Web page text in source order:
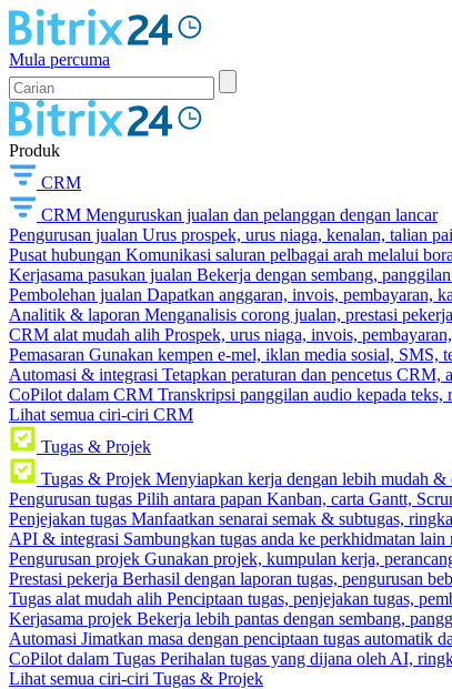
Mula percuma
Produk
CRM
CRM Menguruskan jualan dan pelanggan dengan lancar
Pengurusan jualan Urus prospek, urus niaga, kenalan, talian
Pusat hubungan Komunikasi saluran pelbagai arah melalui
Kerjasama pasukan jualan Bekerja dengan sembang,
Pembolehan jualan Dapatkan anggaran, invois, pembayaran,
Analitik & laporan Menganalisis corong jualan, prestasi
CRM alat mudah alih Prospek, urus niaga, invois,
Pemasaran Gunakan kempen e-mel, iklan media sosial, SMS,
Automasi & integrasi Tetapkan peraturan dan pencetus
CoPilot dalam CRM Transkripsi panggilan audio kepada teks,
Lihat semua ciri-ciri CRM
Tugas & Projek
Tugas & Projek Menyiapkan kerja dengan lebih mudah &
Pengurusan tugas Pilih antara papan Kanban, carta Gantt,
Penjejakan tugas Manfaatkan senarai semak & subtugas,
API & integrasi Sambungkan tugas anda ke perkhidmatan
Pengurusan projek Gunakan projek, kumpulan kerja,
Prestasi pekerja Berhasil dengan laporan tugas, pengurusan
Tugas alat mudah alih Penciptaan tugas, penjejakan tugas,
Kerjasama projek Bekerja lebih pantas dengan sembang,
Automasi Jimatkan masa dengan penciptaan tugas automatik
CoPilot dalam Tugas Perihalan tugas yang dijana oleh AI,
Lihat semua ciri-ciri Tugas & Projek